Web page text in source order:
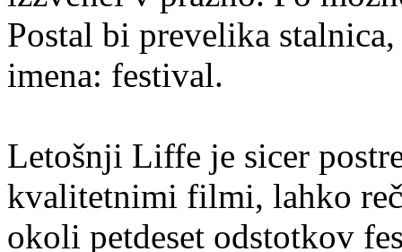
Postal bi prevelika
imena: festival.
Letošnji Liffe je sicer
kvalitetnimi filmi, lahko
okoli petdeset odstotkov